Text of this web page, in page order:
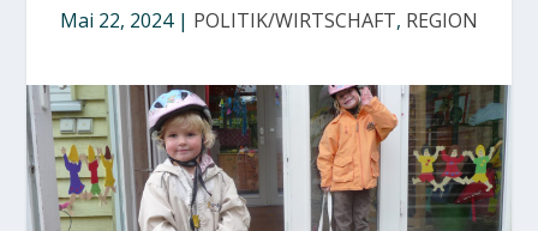
Mai 22, 2024| POLITIK/WIRTSCHAFT, REGION